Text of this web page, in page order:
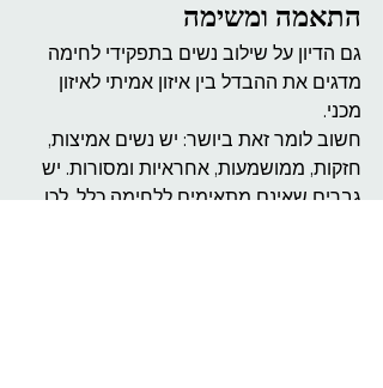
התאמה ומשימה
גם הדיון על שילוב נשים בתפקידי לחימה
מדגים את ההבדל בין איזון אמיתי לאיזון
מכני.
חשוב לומר זאת ביושר: יש נשים אמיצות,
חזקות, ממושמעות, אחראיות ומסורות. יש
גברים שאינם מתאימים ללחימה כלל. לכן